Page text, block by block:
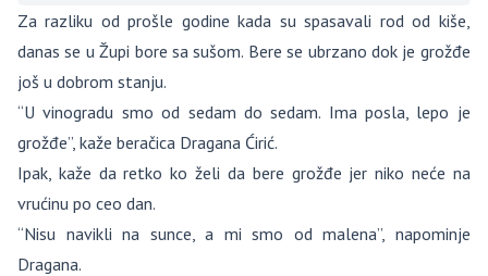
Za razliku od prošle godine kada su spasavali rod od kiše,
danas se u Župi bore sa sušom. Bere se ubrzano dok je grožđe
još u dobrom stanju.
“U vinogradu smo od sedam do sedam. Ima posla, lepo je
grožđe”, kaže beračica Dragana Ćirić.
Ipak, kaže da retko ko želi da bere grožđe jer niko neće na
vrućinu po ceo dan.
“Nisu navikli na sunce, a mi smo od malena”, napominje
Dragana.